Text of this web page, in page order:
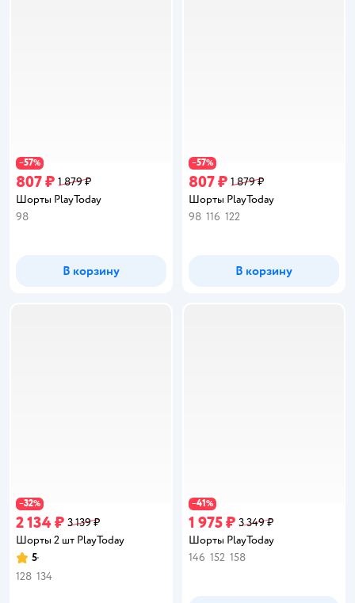
−57%
807 ₽ 1 879 ₽
Шорты PlayToday
98
В корзину
−57%
807 ₽ 1 879 ₽
Шорты PlayToday
98 116 122
В корзину
−32%
2 134 ₽ 3 139 ₽
Шорты 2 шт PlayToday
Рейтинг:
5
128 134
−41%
1 975 ₽ 3 349 ₽
Шорты PlayToday
146 152 158